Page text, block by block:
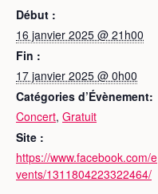
Début :
16 janvier 2025 @ 21h00
Fin :
17 janvier 2025 @ 0h00
Catégories d’Évènement:
Concert, Gratuit
Site :
https://www.facebook.com/e
vents/1311804223322464/